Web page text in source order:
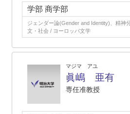
学部 商学部
ジェンダー論(Gender and Identity)、精神
文・社会 / ヨーロッパ文学
マジマ アユ
眞嶋 亜有
専任准教授